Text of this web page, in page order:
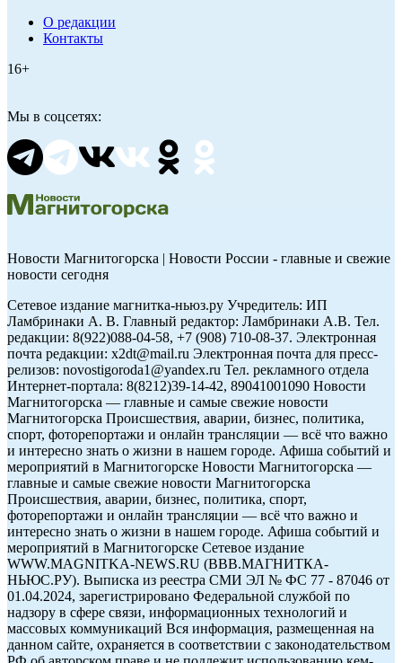
О редакции
Контакты
16+
Мы в соцсетях:
Новости Магнитогорска | Новости России - главные и свежие
новости сегодня
Сетевое издание магнитка-ньюз.ру Учредитель: ИП
Ламбринаки А. В. Главный редактор: Ламбринаки А.В. Тел.
редакции: 8(922)088-04-58, +7 (908) 710-08-37. Электронная
почта редакции: x2dt@mail.ru Электронная почта для пресс-
релизов: novostigoroda1@yandex.ru Тел. рекламного отдела
Интернет-портала: 8(8212)39-14-42, 89041001090 Новости
Магнитогорска — главные и самые свежие новости
Магнитогорска Происшествия, аварии, бизнес, политика,
спорт, фоторепортажи и онлайн трансляции — всё что важно
и интересно знать о жизни в нашем городе. Афиша событий и
мероприятий в Магнитогорске Новости Магнитогорска —
главные и самые свежие новости Магнитогорска
Происшествия, аварии, бизнес, политика, спорт,
фоторепортажи и онлайн трансляции — всё что важно и
интересно знать о жизни в нашем городе. Афиша событий и
мероприятий в Магнитогорске Сетевое издание
WWW.MAGNITKA-NEWS.RU (ВВВ.МАГНИТКА-
НЬЮС.РУ). Выписка из реестра СМИ ЭЛ № ФС 77 - 87046 от
01.04.2024, зарегистрировано Федеральной службой по
надзору в сфере связи, информационных технологий и
массовых коммуникаций Вся информация, размещенная на
данном сайте, охраняется в соответствии с законодательством